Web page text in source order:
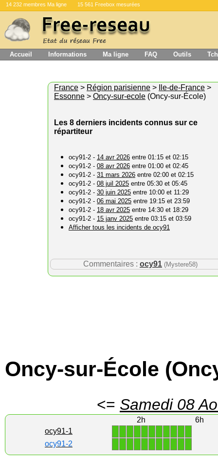
14 232 membres Ma ligne 15 561 Freebox mesurées
Accueil Informations Ma ligne FAQ Outils
France > Région parisienne > Ile-de-France >
Essonne > Oncy-sur-ecole (Oncy-sur-École)
Les 8 derniers incidents connus sur ce
répartiteur
ocy91-2 - 14 avr 2026 entre 01:15 et 02:15
ocy91-2 - 08 avr 2026 entre 01:00 et 02:45
ocy91-2 - 31 mars 2026 entre 02:00 et 02:15
ocy91-2 - 08 juil 2025 entre 05:30 et 05:45
ocy91-2 - 30 juin 2025 entre 10:00 et 11:29
ocy91-2 - 06 mai 2025 entre 19:15 et 23:59
ocy91-2 - 18 avr 2025 entre 14:30 et 18:29
ocy91-2 - 15 janv 2025 entre 03:15 et 03:59
Afficher tous les incidents de ocy91
Commentaires : ocy91 (Mystere58)
Oncy-sur-École
<= Samedi 08
2h
6h
ocy91-1
ocy91-2